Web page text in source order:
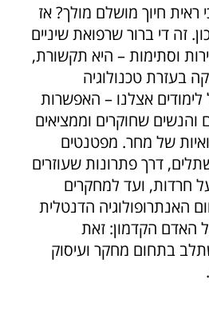
חיוך מושלם מולך? אז
זה די ברור שרפואת שיניים
וסתימות – היא תקשורת,
בעזרת טכנולוגיה
אצלנו – האפשרות
והנשים שחוקרים וממציאים
של מחר. מפטנטים
דרך פתרונות שעוזרים
חרדות, ועד למחקרים
האנתרופולוגיה הדנטלית
האדם הקדמון: זאת
בתחום מחקר ועיסוק